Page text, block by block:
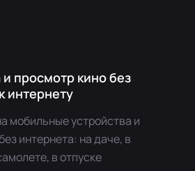
и просмотр кино без
интернету
мобильные устройства и
интернета: на даче, в
в отпуске